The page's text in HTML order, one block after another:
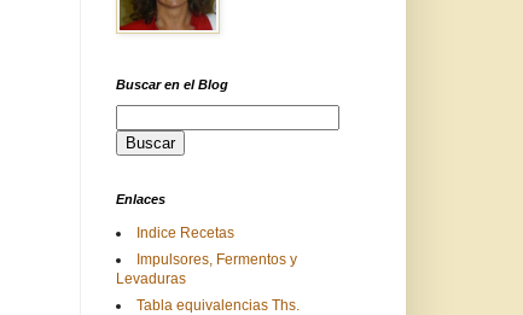
Buscar en el Blog
Enlaces
Indice Recetas
Impulsores, Fermentos y
Levaduras
Tabla equivalencias Ths.